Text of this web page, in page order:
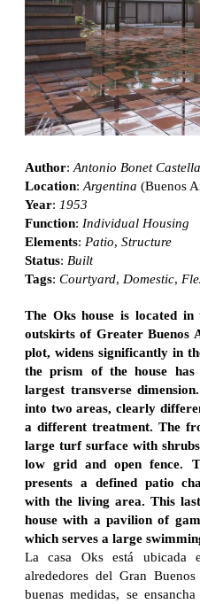
Author: Antonio Bonet
Location: Argentina (Buenos
Year: 1953
Function: Individual Housing
Elements: Patio, Structure
Status: Built
Tags: Courtyard, Domestic,
The Oks house is located
outskirts of Greater Buenos
plot, widens significantly in
the prism of the house has
largest transverse
into two areas, clearly
a different treatment. The
large turf surface with
low grid and open fence.
presents a defined patio
with the living area. This
house with a pavilion of
which serves a large
La casa Oks está ubicada
alrededores del Gran
buenas medidas, se